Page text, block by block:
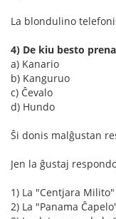
La blondulino
4) De kiu besto
a) Kanario
b) Kanguruo
c) Ĉevalo
d) Hundo
Ŝi donis malĝustan
Jen la ĝustaj
1) La "Centjara
2) La "Panama